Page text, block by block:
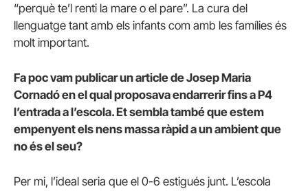
“perquè te’l renti la mare o el pare”. La cura del
llenguatge tant amb els infants com amb les famílies és
molt important.
Fa poc vam publicar un article de Josep Maria
Cornadó en el qual proposava endarrerir fins a P4
l’entrada a l’escola. Et sembla també que estem
empenyent els nens massa ràpid a un ambient que
no és el seu?
Per mi, l’ideal seria que el 0-6 estigués junt. L’escola